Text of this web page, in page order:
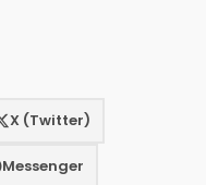
X (Twitter)
Messenger